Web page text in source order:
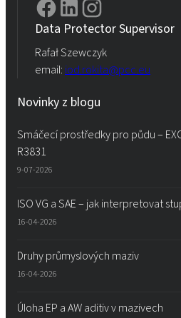
Data Protector Supervisor
Rafał Szewczyk
email: iod.rokita@pcc.eu
Novinky z blogu
Smáčecí prostředky pro půdu –
R3831
9-07-2026
ISO VG a SAE – jak interpretovat
16-04-2026
Druhy průmyslových maziv
16-04-2026
Úloha EP a AW aditiv v mazivech